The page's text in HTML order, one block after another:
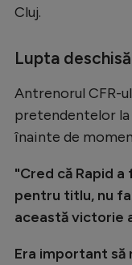
Cluj.
Lupta
Antrenorul CFR-
pretendentelor
înainte de
"Cred că Rapid
pentru titlu, nu
această victorie
Era important să